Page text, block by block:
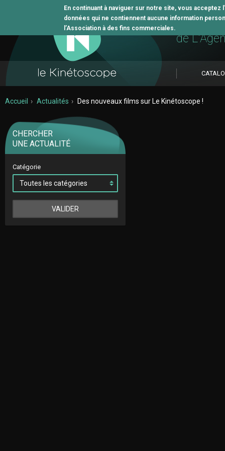
En continuant à naviguer sur notre site, vous
données qui ne contiennent aucune information
l’Association à des fins commerciales. L'outil
de
Accueil Actualités Des nouveaux films sur Le Kinétoscope !
CHERCHER
UNE ACTUALITÉ
Catégorie